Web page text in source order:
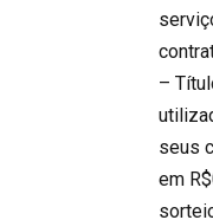
–
seus
em